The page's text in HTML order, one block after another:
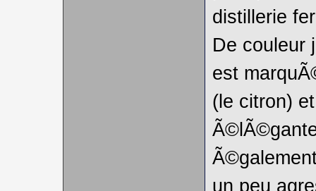
distillerie
De couleur
est
(le citron)
un peu